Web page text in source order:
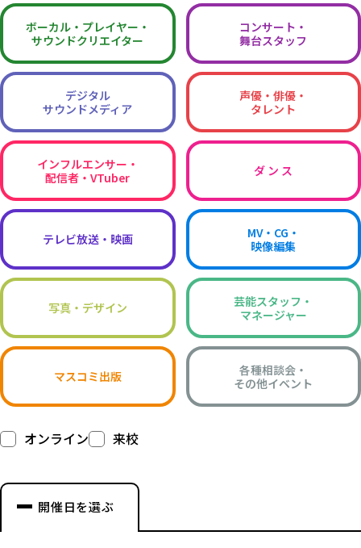
ボーカル・ プレイヤー・
サウンドクリエイター
コンサート・
舞台スタッフ
デジタル
サウンドメディア
声優・俳優・
タレント
インフルエンサー・
配信者・VTuber
ダ ン ス
テレビ放送・映画
MV・CG・
映像編集
写真・デザイン
芸能スタッフ・
マネージャー
マスコミ出版
各種相談会・
その他イベント
オンライン 来校
開催日を選ぶ